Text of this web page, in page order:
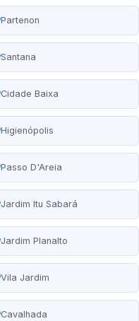
Partenon
Santana
Cidade Baixa
Higienópolis
Passo D'Areia
Jardim Itu Sabará
Jardim Planalto
Vila Jardim
Cavalhada